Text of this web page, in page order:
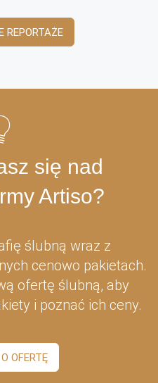
REPORTAŻE
się nad
Artiso?
ślubną wraz z
cenowo pakietach.
ofertę ślubną, aby
i poznać ich ceny.
OFERTĘ